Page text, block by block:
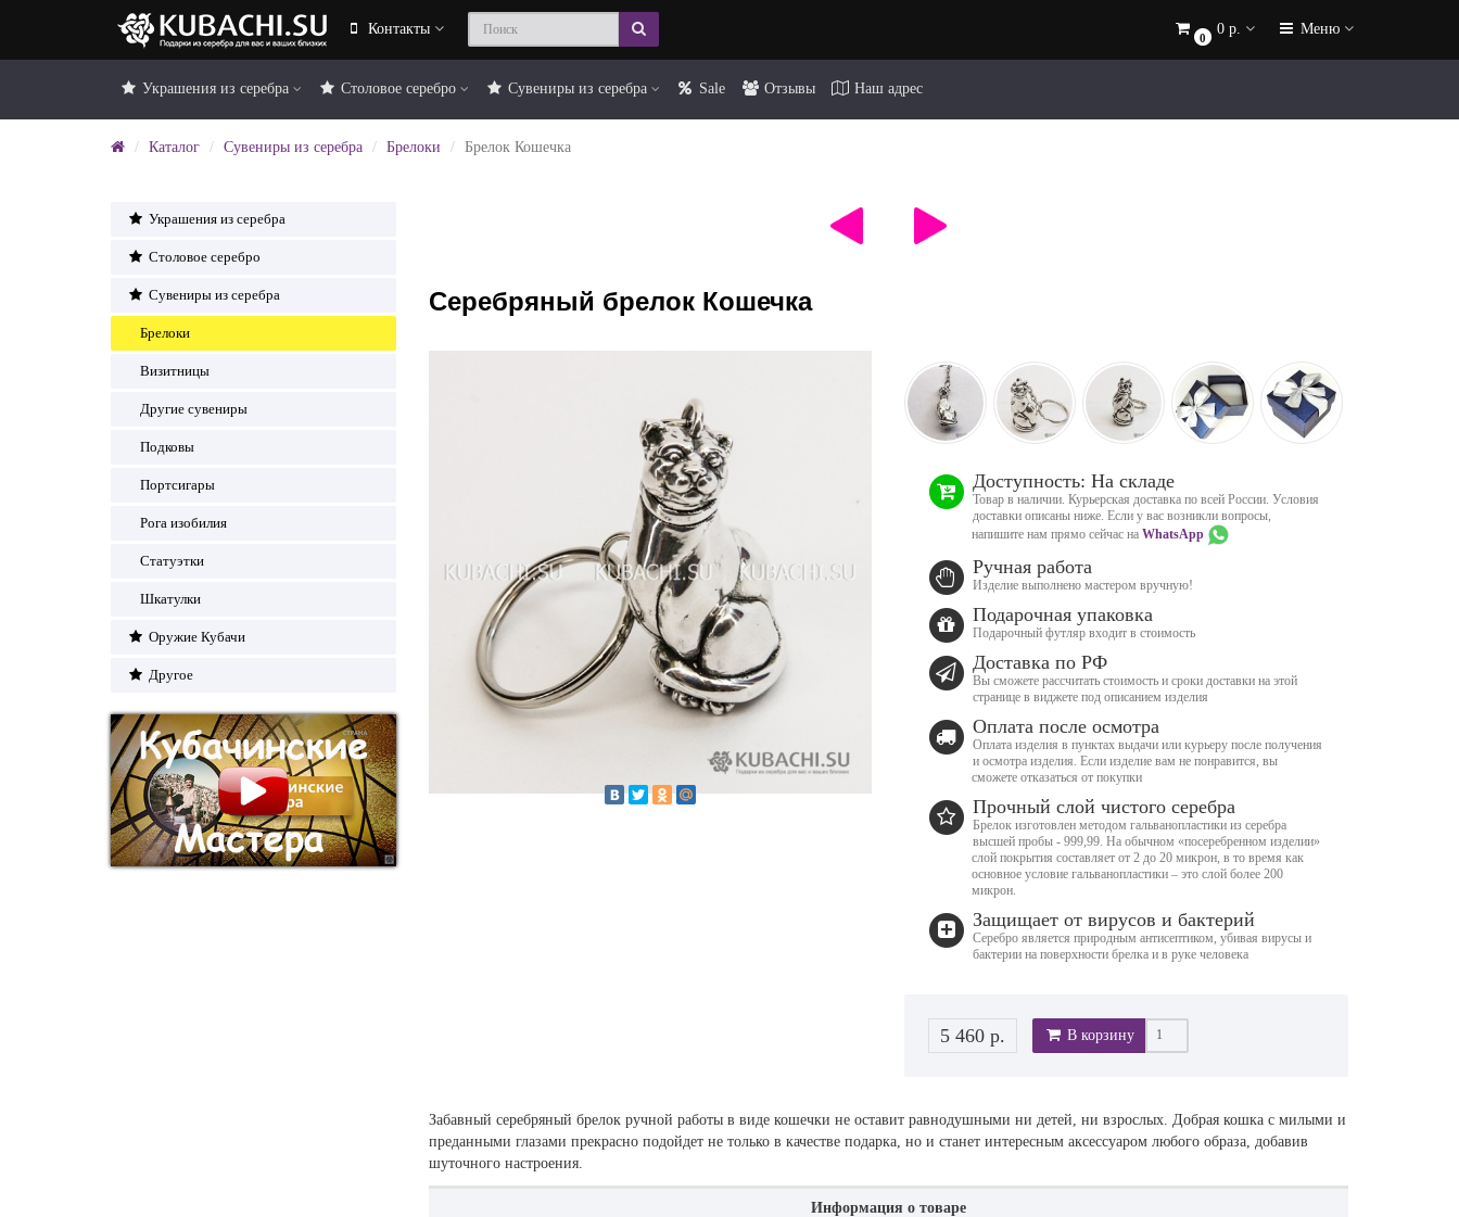
Контакты
0
0 р. Меню
Украшения из серебра Столовое серебро Сувениры из серебра Sale Отзывы Наш адрес
Каталог Сувениры из серебра Брелоки Брелок Кошечка
Украшения из серебра
Столовое серебро
Сувениры из серебра
Брелоки
Визитницы
Другие сувениры
Подковы
Портсигары
Рога изобилия
Статуэтки
Шкатулки
Оружие Кубачи
Другое
Серебряный брелок Кошечка
Доступность: На складе
Товар в наличии. Курьерская доставка по всей России. Условия
доставки описаны ниже. Если у вас возникли вопросы,
напишите нам прямо сейчас наWhatsApp
Ручная работа
Изделие выполнено мастером вручную!
Подарочная упаковка
Подарочный футляр входит в стоимость
Доставка по РФ
Вы сможете рассчитать стоимость и сроки доставки на этой
странице в виджете под описанием изделия
Оплата после осмотра
Оплата изделия в пунктах выдачи или курьеру после получения
и осмотра изделия. Если изделие вам не понравится, вы
сможете отказаться от покупки
Прочный слой чистого серебра
Брелок изготовлен методом гальванопластики из серебра
высшей пробы - 999,99. На обычном «посеребренном изделии»
слой покрытия составляет от 2 до 20 микрон, в то время как
основное условие гальванопластики – это слой более 200
микрон.
Защищает от вирусов и бактерий
Серебро является природным антисептиком, убивая вирусы и
бактерии на поверхности брелка и в руке человека
5 460 р. В корзину
Забавный серебряный брелок ручной работы в виде кошечки не оставит равнодушными ни детей, ни взрослых. Добрая кошка с милыми и
преданными глазами прекрасно подойдет не только в качестве подарка, но и станет интересным аксессуаром любого образа, добавив
шуточного настроения.
Информация о товаре